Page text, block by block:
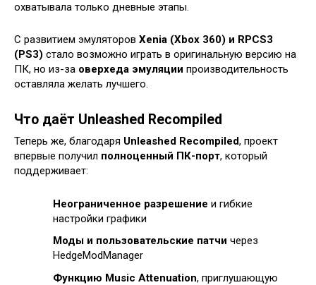
охватывала только дневные этапы.
С развитием эмуляторов Xenia (Xbox 360) и RPCS3
(PS3) стало возможно играть в оригинальную версию на
ПК, но из-за оверхеда эмуляции производительность
оставляла желать лучшего.
Что даёт Unleashed Recompiled
Теперь же, благодаря Unleashed Recompiled, проект
впервые получил полноценный ПК-порт, который
поддерживает:
Неограниченное разрешение и гибкие
настройки графики
Моды и пользовательские патчи через
HedgeModManager
Функцию Music Attenuation, приглушающую